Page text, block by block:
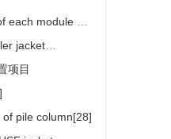
each module of
jacket
项目
pile column[28]